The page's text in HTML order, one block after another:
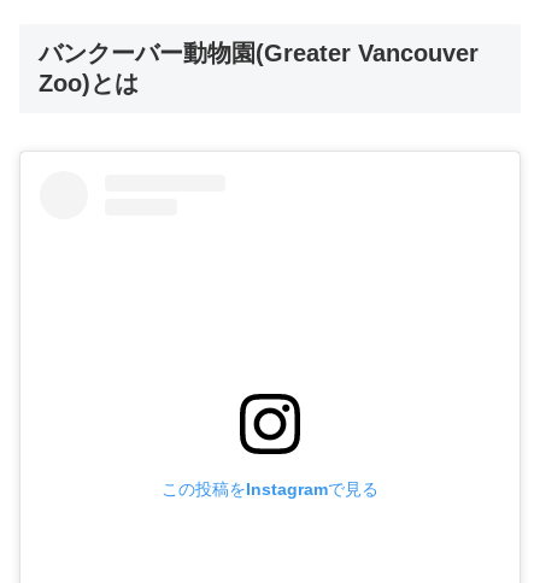
バンクーバー動物園(Greater Vancouver
Zoo)とは
この投稿をInstagramで見る